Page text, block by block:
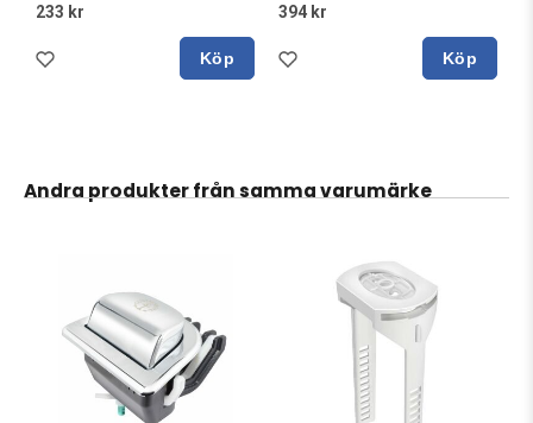
233 kr
Köp
394 kr
Köp
Andra produkter från samma varumärke